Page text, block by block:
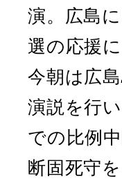
演。広島
選の応援
今朝は広
演説を行
での比例
断固死守